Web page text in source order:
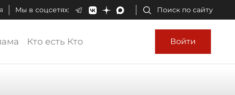
Мы в соцсетях: Поиск по сайту
Кто есть Кто Войти